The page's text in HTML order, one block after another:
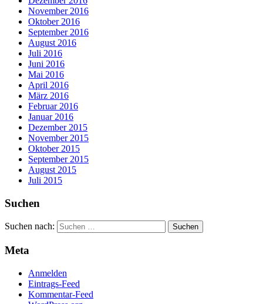
November 2016
Oktober 2016
September 2016
August 2016
Juli 2016
Juni 2016
Mai 2016
April 2016
März 2016
Februar 2016
Januar 2016
Dezember 2015
November 2015
Oktober 2015
September 2015
August 2015
Juli 2015
Suchen
Suchen nach:
Meta
Anmelden
Eintrags-Feed
Kommentar-Feed